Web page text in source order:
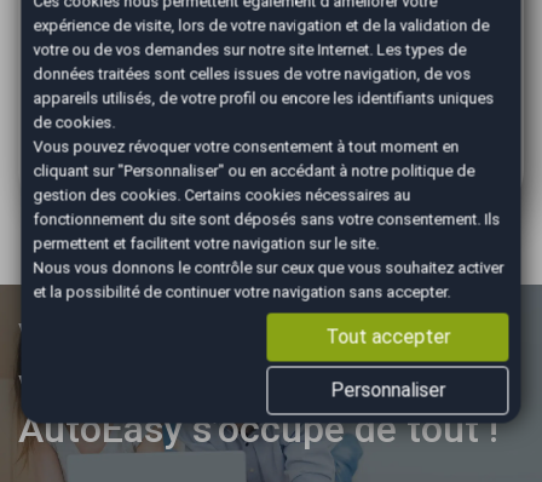
son expertise en reprise de voitures. Notre objectif
est simple : vous proposer une solution rapide, honnête
et avantageuse.
N’attendez plus pour réaliser votre estimation gratuite.
La reprise d’une voiture à Saint Raphaël n’a jamais été
aussi simple.
Vous souhaitez vendre votre
véhicule ?
AutoEasy s’occupe de tout !
expérience de visite, lors de votre navigation et de la validation de
votre ou de vos demandes sur notre site Internet. Les types de
données traitées sont celles issues de votre navigation, de vos
appareils utilisés, de votre profil ou encore les identifiants uniques
de cookies.
Vous pouvez révoquer votre consentement à tout moment en
cliquant sur "Personnaliser" ou en accédant à notre politique de
gestion des cookies. Certains cookies nécessaires au
fonctionnement du site sont déposés sans votre consentement. Ils
permettent et facilitent votre navigation sur le site.
Nous vous donnons le contrôle sur ceux que vous souhaitez activer
et la possibilité de continuer votre navigation sans accepter.
Tout accepter
Personnaliser